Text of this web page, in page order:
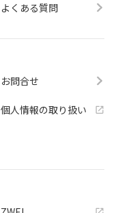
よくある質問
お問合せ
個人情報の取り扱い